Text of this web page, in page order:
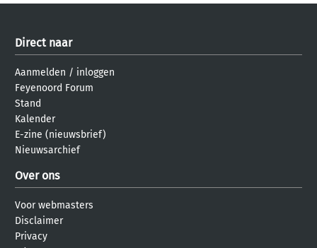
Direct naar
Aanmelden / inloggen
Feyenoord Forum
Stand
Kalender
E-zine (nieuwsbrief)
Nieuwsarchief
Over ons
Voor webmasters
Disclaimer
Privacy